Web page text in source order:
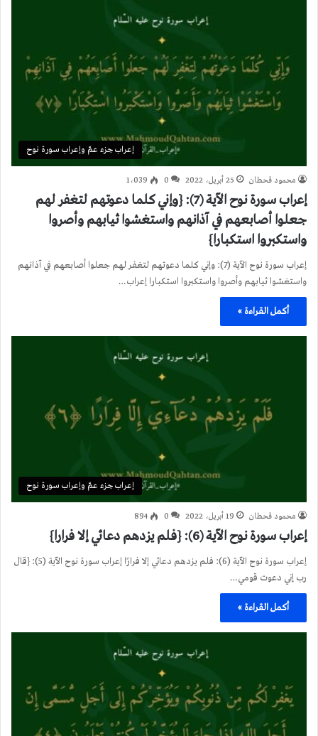
إعراب جزء عمّ وإعراب سورة نوح
محمود قحطان 25 أبريل، 2022 0 1٬039
إعراب سورة نوح الآية (7): {وإني كلما دعوتهم لتغفر لهم
جعلوا أصابعهم في آذانهم واستغشوا ثيابهم وأصروا
واستكبروا استكبارا}
إعراب سورة نوح الآية (7): وإني كلما دعوتهم لتغفر لهم جعلوا أصابعهم في آذانهم
واستغشوا ثيابهم وأصروا واستكبروا استكبارا إعراب…
أكمل القراءة »
إعراب جزء عمّ وإعراب سورة نوح
محمود قحطان 19 أبريل، 2022 0
894
إعراب سورة نوح الآية (6): {فلم يزدهم دعائي إلا فرارا}
إعراب سورة نوح الآية (6): فلم يزدهم دعائي إلا فرارًا إعراب سورة نوح الآية (5): {قال
رب إني دعوت قومي…
أكمل القراءة »